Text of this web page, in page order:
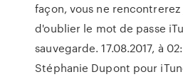
façon, vous ne
d'oublier le mot de passe
sauvegarde. 17.08.2017, à
Stéphanie Dupont pour